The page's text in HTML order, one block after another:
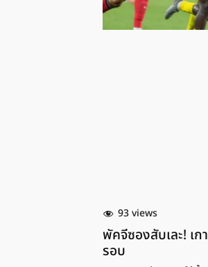
93 views
พัคจีซองสับเละ! เ
รอบ